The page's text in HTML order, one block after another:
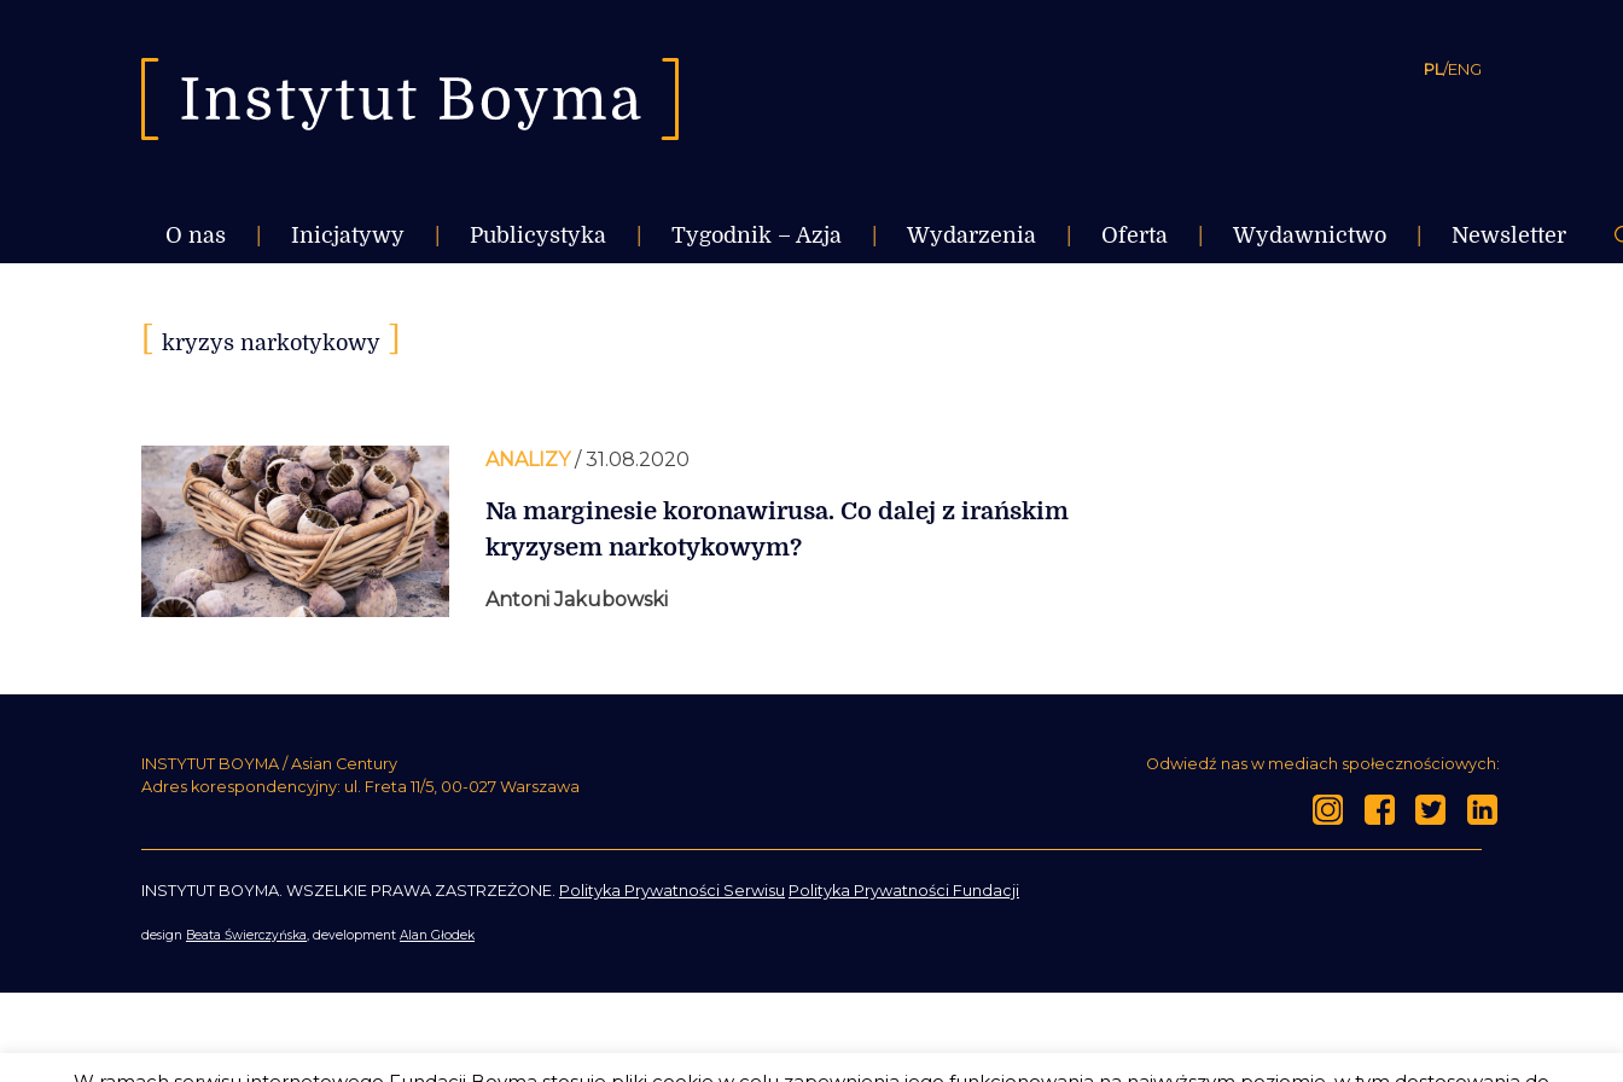
PL/ENG
O nas Inicjatywy Publicystyka Tygodnik – Azja Wydarzenia Oferta Wydawnictwo Newsletter
kryzys narkotykowy
ANALIZY/ 31.08.2020
Na marginesie koronawirusa. Co dalej z irańskim
kryzysem narkotykowym?
Antoni Jakubowski
INSTYTUT BOYMA / Asian Century
Adres korespondencyjny: ul. Freta 11/5, 00-027 Warszawa
Odwiedź nas w mediach społecznościowych:
INSTYTUT BOYMA. WSZELKIE PRAWA ZASTRZEŻONE. Polityka Prywatności Serwisu Polityka Prywatności Fundacji
design Beata Świerczyńska, development Alan Głodek